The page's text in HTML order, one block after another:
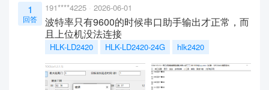
1
回答
191****4225 2026-06-01
波特率只有9600的时候串口助手输出才正常，而
且上位机没法连接
HLK-LD2420 HLK-LD2420-24G hlk2420